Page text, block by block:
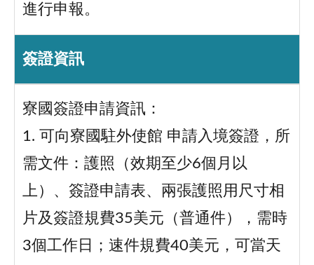
進行申報。
簽證資訊
寮國簽證申請資訊：
1. 可向寮國駐外使館 申請入境簽證，所
需文件：護照（效期至少6個月以
上）、簽證申請表、兩張護照用尺寸相
片及簽證規費35美元（普通件），需時
3個工作日；速件規費40美元，可當天